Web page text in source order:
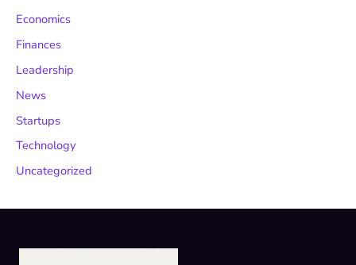
Economics
Finances
Leadership
News
Startups
Technology
Uncategorized